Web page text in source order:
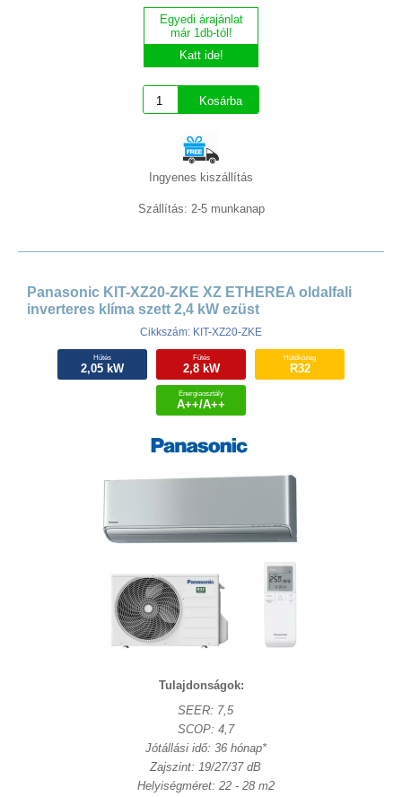
Egyedi árajánlat
már 1db-tól!
Katt ide!
Ingyenes kiszállítás
Szállítás: 2-5 munkanap
Panasonic KIT-XZ20-ZKE XZ ETHEREA oldalfali
inverteres klíma szett 2,4 kW ezüst
Cikkszám: KIT-XZ20-ZKE
Hűtés
2,05 kW
Fűtés
2,8 kW
Hűtőközeg
R32
Energiaosztály
A++/A++
Tulajdonságok:
SEER: 7,5
SCOP: 4,7
Jótállási idő: 36 hónap*
Zajszint: 19/27/37 dB
Helyiségméret: 22 - 28 m2